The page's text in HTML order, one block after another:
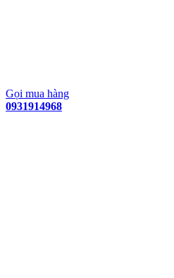
Gọi mua hàng
0931914968